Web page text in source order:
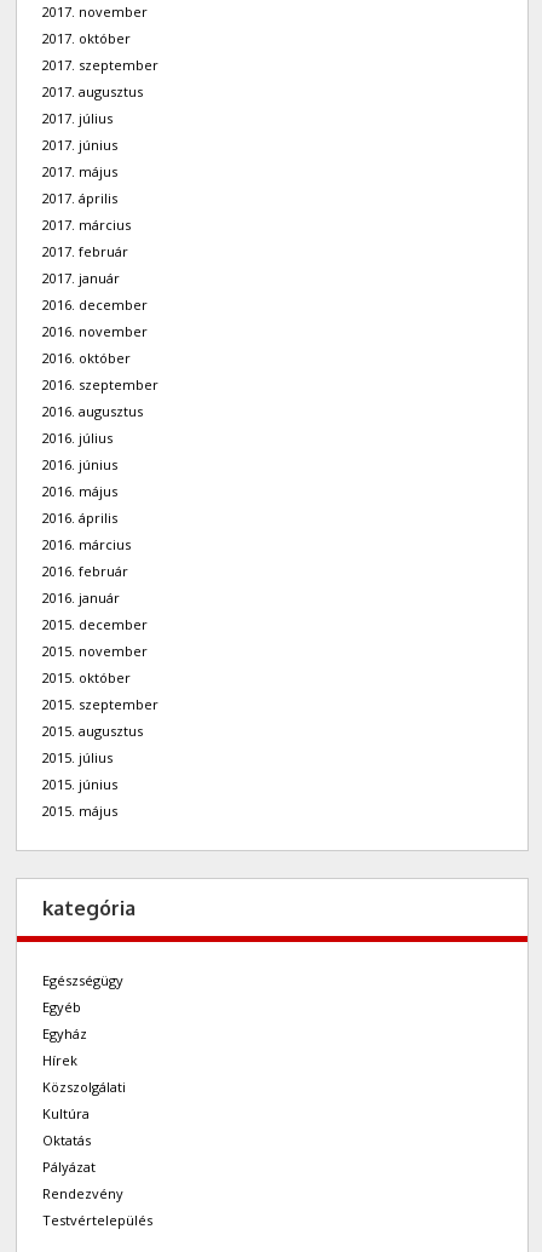
2017. november
2017. október
2017. szeptember
2017. augusztus
2017. július
2017. június
2017. május
2017. április
2017. március
2017. február
2017. január
2016. december
2016. november
2016. október
2016. szeptember
2016. augusztus
2016. július
2016. június
2016. május
2016. április
2016. március
2016. február
2016. január
2015. december
2015. november
2015. október
2015. szeptember
2015. augusztus
2015. július
2015. június
2015. május
kategória
Egészségügy
Egyéb
Egyház
Hírek
Közszolgálati
Kultúra
Oktatás
Pályázat
Rendezvény
Testvértelepülés